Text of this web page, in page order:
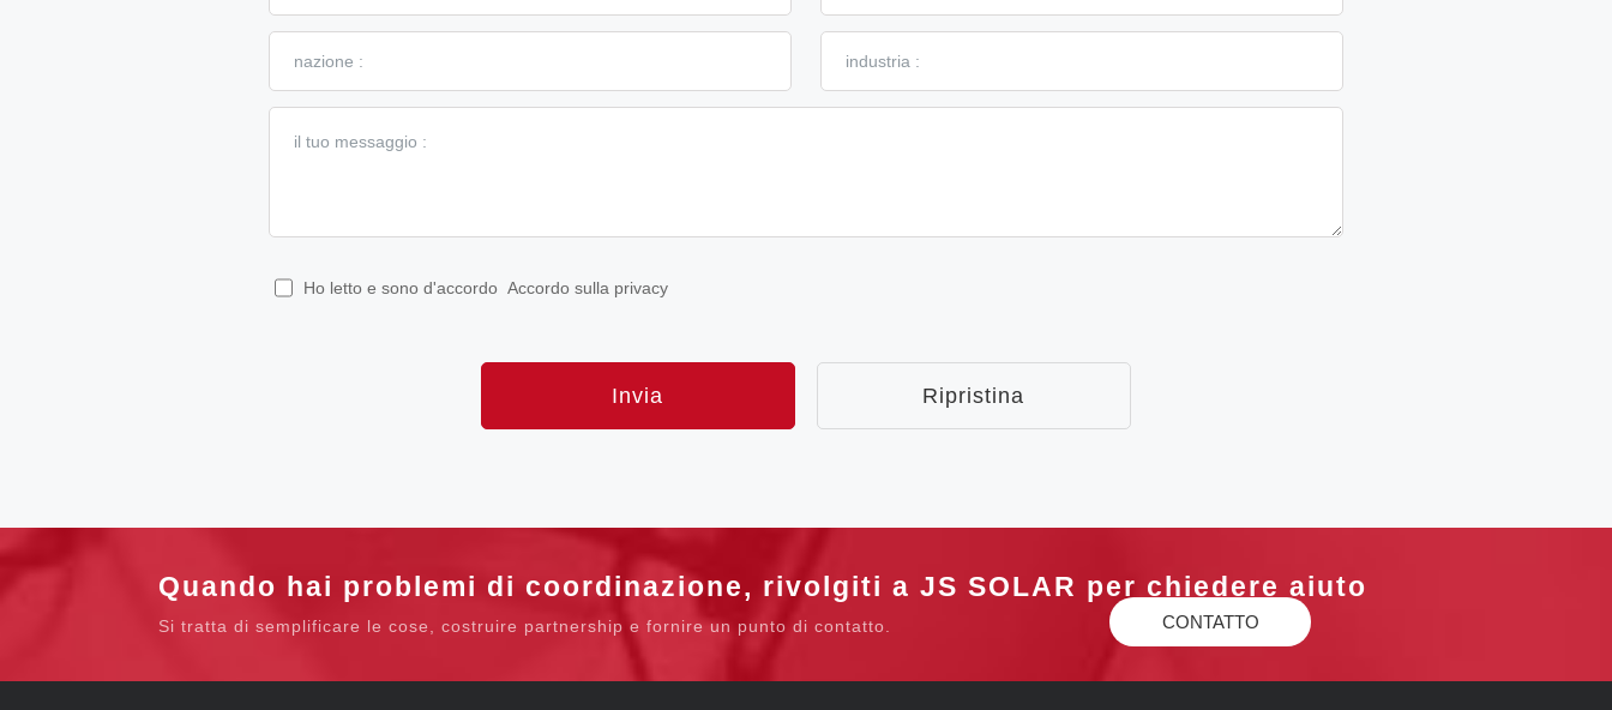
Ho letto e sono d'accordo Accordo sulla privacy
Invia Ripristina
Quando hai problemi di coordinazione, rivolgiti a JS SOLAR per chiedere aiuto
Si tratta di semplificare le cose, costruire partnership e fornire un punto di contatto. CONTATTO